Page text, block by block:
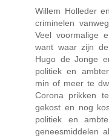
Willem Holleder
criminelen
Veel voormalige
want waar zijn
Hugo de Jonge
politiek en
min of meer te
Corona prikken
gekost en nog
politiek en
geneesmiddelen